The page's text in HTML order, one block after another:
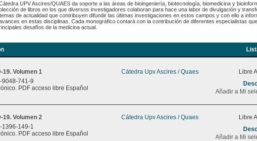
UPV Ascires/QUAES da soporte a las áreas de bioingeniería, biotecnología, biomedicina y
de libros en los que diversos investigadores colaboran para hace una labor de divulgación y
de actualidad que contribuyen difundir las últimas investigaciones en estos campos y con ello a
en estas disciplinas. Cada monográfico contará con la contribución de diferentes especialistas
desafíos de la medicina actual.
19. Volumen 1
9048-741-9
PDF acceso libre Español
Cátedra Upv Ascires / Quaes
Libre
Añadir a Mi
19. Volumen 2
1396-149-1
PDF acceso libre Español
Cátedra Upv Ascires / Quaes
Libre
Añadir a Mi